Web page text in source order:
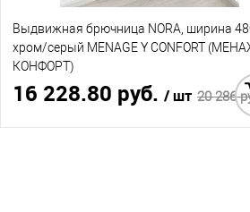
Выдвижная брючница NORA, ширина
хром/серый MENAGE Y CONFORT
КОНФОРТ)
16 228.80 руб. / шт 20 286